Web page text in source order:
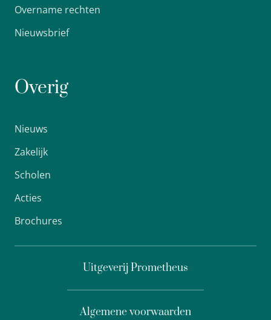
Overname rechten
Nieuwsbrief
Overig
Nieuws
Zakelijk
Scholen
Acties
Brochures
Uitgeverij Prometheus
Algemene voorwaarden